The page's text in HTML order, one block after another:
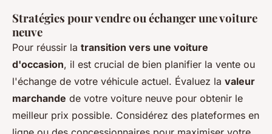
Stratégies pour vendre ou échanger une voiture
neuve
Pour réussir la transition vers une voiture
d'occasion, il est crucial de bien planifier la vente ou
l'échange de votre véhicule actuel. Évaluez la valeur
marchande de votre voiture neuve pour obtenir le
meilleur prix possible. Considérez des plateformes en